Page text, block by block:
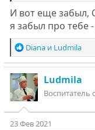
Еще раз всех
И вот еще забыл,
я забыл про тебе
Р
е
а
к
ц
и
и
:
Dianaи Ludmila
Ludmila
Воспитатель
23 Фев 2021